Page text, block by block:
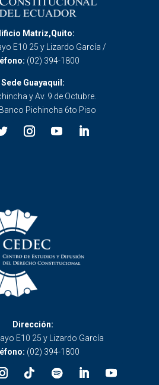
Matriz,Quito:
E10 25 y Lizardo García /
(02) 394-1800
Sede Guayaquil:
y Av. 9 de Octubre.
Pichincha 6to Piso
Dirección:
E10 25 y Lizardo García
(02) 394-1800